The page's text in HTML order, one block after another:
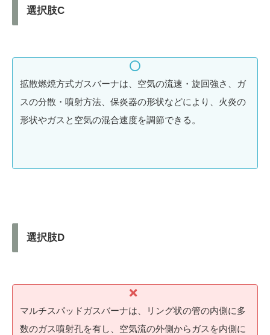
選択肢C
拡散燃焼方式ガスバーナは、空気の流速・旋回強さ、ガ
スの分散・噴射方法、保炎器の形状などにより、火炎の
形状やガスと空気の混合速度を調節できる。
選択肢D
マルチスパッドガスバーナは、リング状の管の内側に多
数のガス噴射孔を有し、空気流の外側からガスを内側に